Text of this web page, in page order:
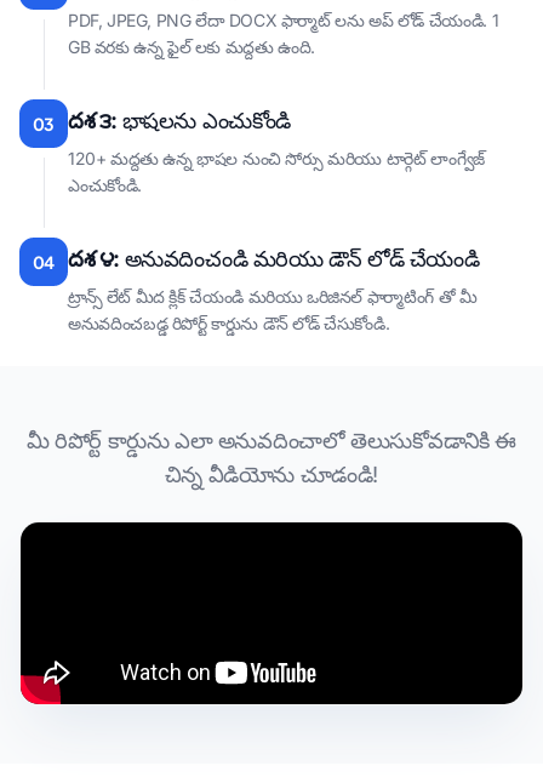
PDF, JPEG, PNG లేదా DOCX ఫార్మాట్ లను అప్ లోడ్ చేయండి. 1
GB వరకు ఉన్న ఫైల్ లకు మద్దతు ఉంది.
03 దశ ౩: భాషలను ఎంచుకోండి
120+ మద్దతు ఉన్న భాషల నుంచి సోర్సు మరియు టార్గెట్ లాంగ్వేజ్
ఎంచుకోండి.
04 దశ ౪: అనువదించండి మరియు డౌన్ లోడ్ చేయండి
ట్రాన్స్ లేట్ మీద క్లిక్ చేయండి మరియు ఒరిజినల్ ఫార్మాటింగ్ తో మీ
అనువదించబడ్డ రిపోర్ట్ కార్డును డౌన్ లోడ్ చేసుకోండి.
మీ రిపోర్ట్ కార్డును ఎలా అనువదించాలో తెలుసుకోవడానికి ఈ
చిన్న వీడియోను చూడండి!